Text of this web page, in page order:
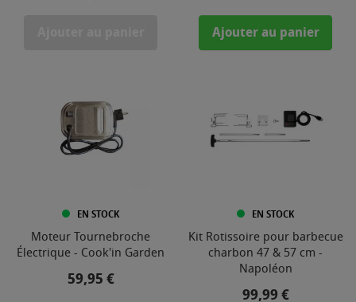
Ajouter au panier
EN STOCK
Moteur Tournebroche
Électrique - Cook'in Garden
Prix
59,95 €
EN STOCK
Kit Rotissoire pour barbecue
charbon 47 & 57 cm -
Napoléon
Prix
99,99 €